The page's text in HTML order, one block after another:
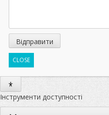
CLOSE
Інструменти доступності